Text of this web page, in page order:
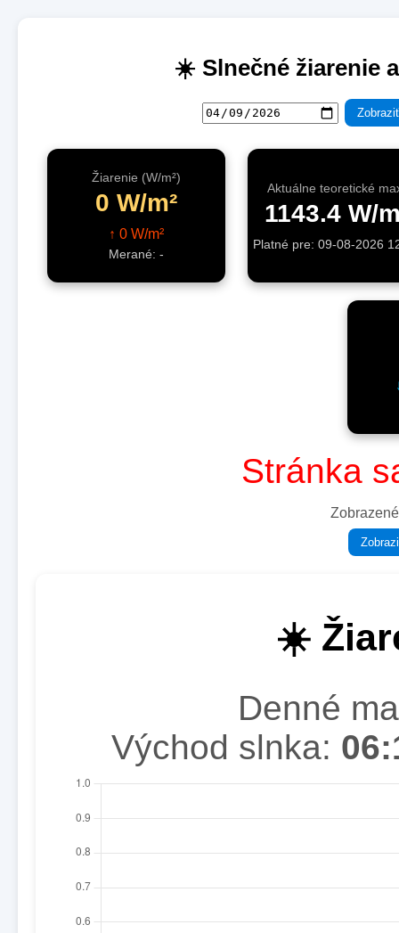
☀️ Slnečné žiarenie
Zobraziť
Žiarenie (W/m²)
0 W/m²
↑ 0 W/m²
Merané: -
Aktuálne teoretické
1143.4 W/
Platné pre: 09-08-2026
Stránka
☀️
Denné
Východ slnka: